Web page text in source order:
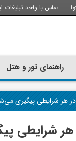
تماس با واحد تبلیغات
راهنمای تور و هتل
در هر شرایطی پیگیری
هر شرایطی